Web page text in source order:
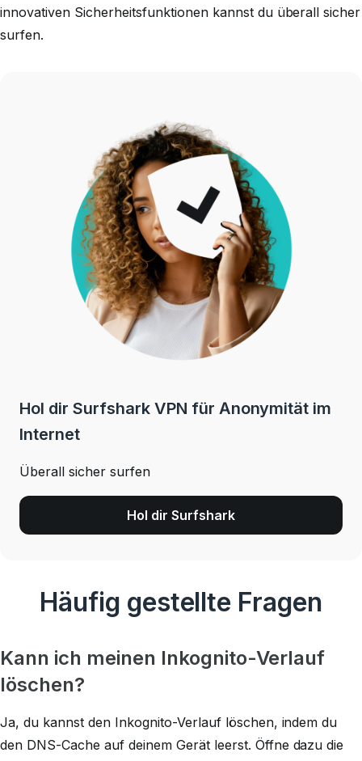
innovativen Sicherheitsfunktionen kannst du überall sicher
surfen.
Hol dir Surfshark VPN für Anonymität im
Internet
Überall sicher surfen
Hol dir Surfshark
Häufig gestellte Fragen
Kann ich meinen Inkognito-Verlauf
löschen?
Ja, du kannst den Inkognito-Verlauf löschen, indem du
den DNS-Cache auf deinem Gerät leerst. Öffne dazu die